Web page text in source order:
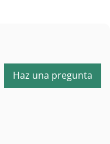
Haz una pregunta